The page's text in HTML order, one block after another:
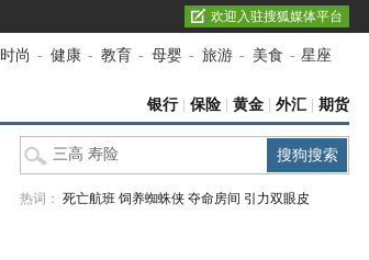
欢迎入驻搜狐媒体平台
时尚 - 健康 - 教育 - 母婴 - 旅游 - 美食 - 星座
银行| 保险 黄金 外汇 期货
热词： 死亡航班 饲养蜘蛛侠 夺命房间 引力双眼皮